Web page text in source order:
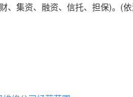
、集资、融资、信托、担保)。(